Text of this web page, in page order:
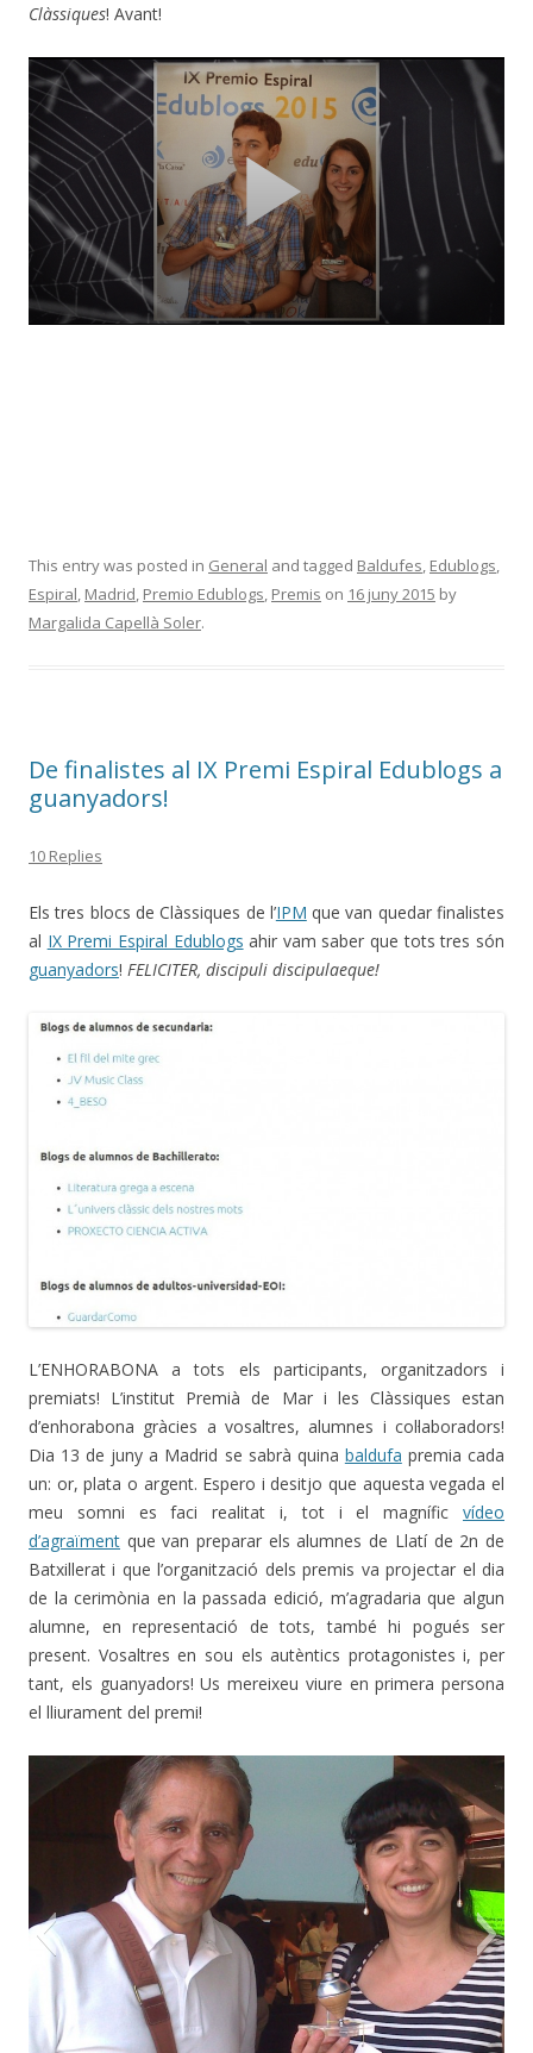
Clàssiques! Avant!
This entry was posted in General and tagged Baldufes, Edublogs,
Espiral, Madrid, Premio Edublogs, Premis on 16 juny 2015 by
Margalida Capellà Soler.
De finalistes al IX Premi Espiral Edublogs a
guanyadors!
10 Replies
Els tres blocs de Clàssiques de l’IPM que van quedar finalistes
al IX Premi Espiral Edublogs ahir vam saber que tots tres són
guanyadors! FELICITER, discipuli discipulaeque!
L’ENHORABONA a tots els participants, organitzadors i
premiats! L’institut Premià de Mar i les Clàssiques estan
d’enhorabona gràcies a vosaltres, alumnes i col·laboradors!
Dia 13 de juny a Madrid se sabrà quina baldufa premia cada
un: or, plata o argent. Espero i desitjo que aquesta vegada el
meu somni es faci realitat i, tot i el magnífic vídeo
d’agraïment que van preparar els alumnes de Llatí de 2n de
Batxillerat i que l’organització dels premis va projectar el dia
de la cerimònia en la passada edició, m’agradaria que algun
alumne, en representació de tots, també hi pogués ser
present. Vosaltres en sou els autèntics protagonistes i, per
tant, els guanyadors! Us mereixeu viure en primera persona
el lliurament del premi!